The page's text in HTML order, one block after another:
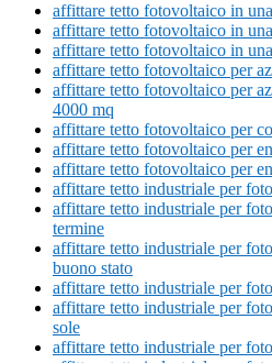
affittare tetto fotovoltaico in
affittare tetto fotovoltaico in
affittare tetto fotovoltaico in
affittare tetto fotovoltaico per
affittare tetto fotovoltaico per
4000 mq
affittare tetto fotovoltaico per
affittare tetto fotovoltaico per
affittare tetto fotovoltaico per
affittare tetto industriale per
affittare tetto industriale per
termine
affittare tetto industriale per
buono stato
affittare tetto industriale per
affittare tetto industriale per
sole
affittare tetto industriale per